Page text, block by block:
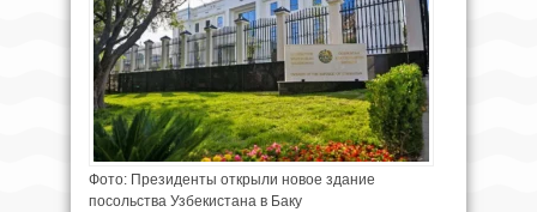
Фото: Президенты открыли новое здание
посольства Узбекистана в Баку